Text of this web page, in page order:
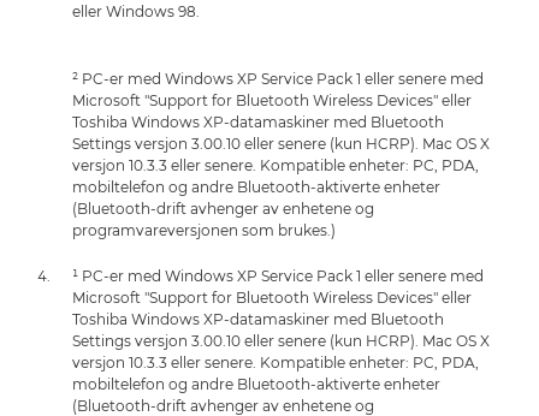
eller Windows 98.
² PC-er med Windows XP Service Pack 1 eller senere med
Microsoft "Support for Bluetooth Wireless Devices" eller
Toshiba Windows XP-datamaskiner med Bluetooth
Settings versjon 3.00.10 eller senere (kun HCRP). Mac OS X
versjon 10.3.3 eller senere. Kompatible enheter: PC, PDA,
mobiltelefon og andre Bluetooth-aktiverte enheter
(Bluetooth-drift avhenger av enhetene og
programvareversjonen som brukes.)
¹ PC-er med Windows XP Service Pack 1 eller senere med
Microsoft "Support for Bluetooth Wireless Devices" eller
Toshiba Windows XP-datamaskiner med Bluetooth
Settings versjon 3.00.10 eller senere (kun HCRP). Mac OS X
versjon 10.3.3 eller senere. Kompatible enheter: PC, PDA,
mobiltelefon og andre Bluetooth-aktiverte enheter
(Bluetooth-drift avhenger av enhetene og